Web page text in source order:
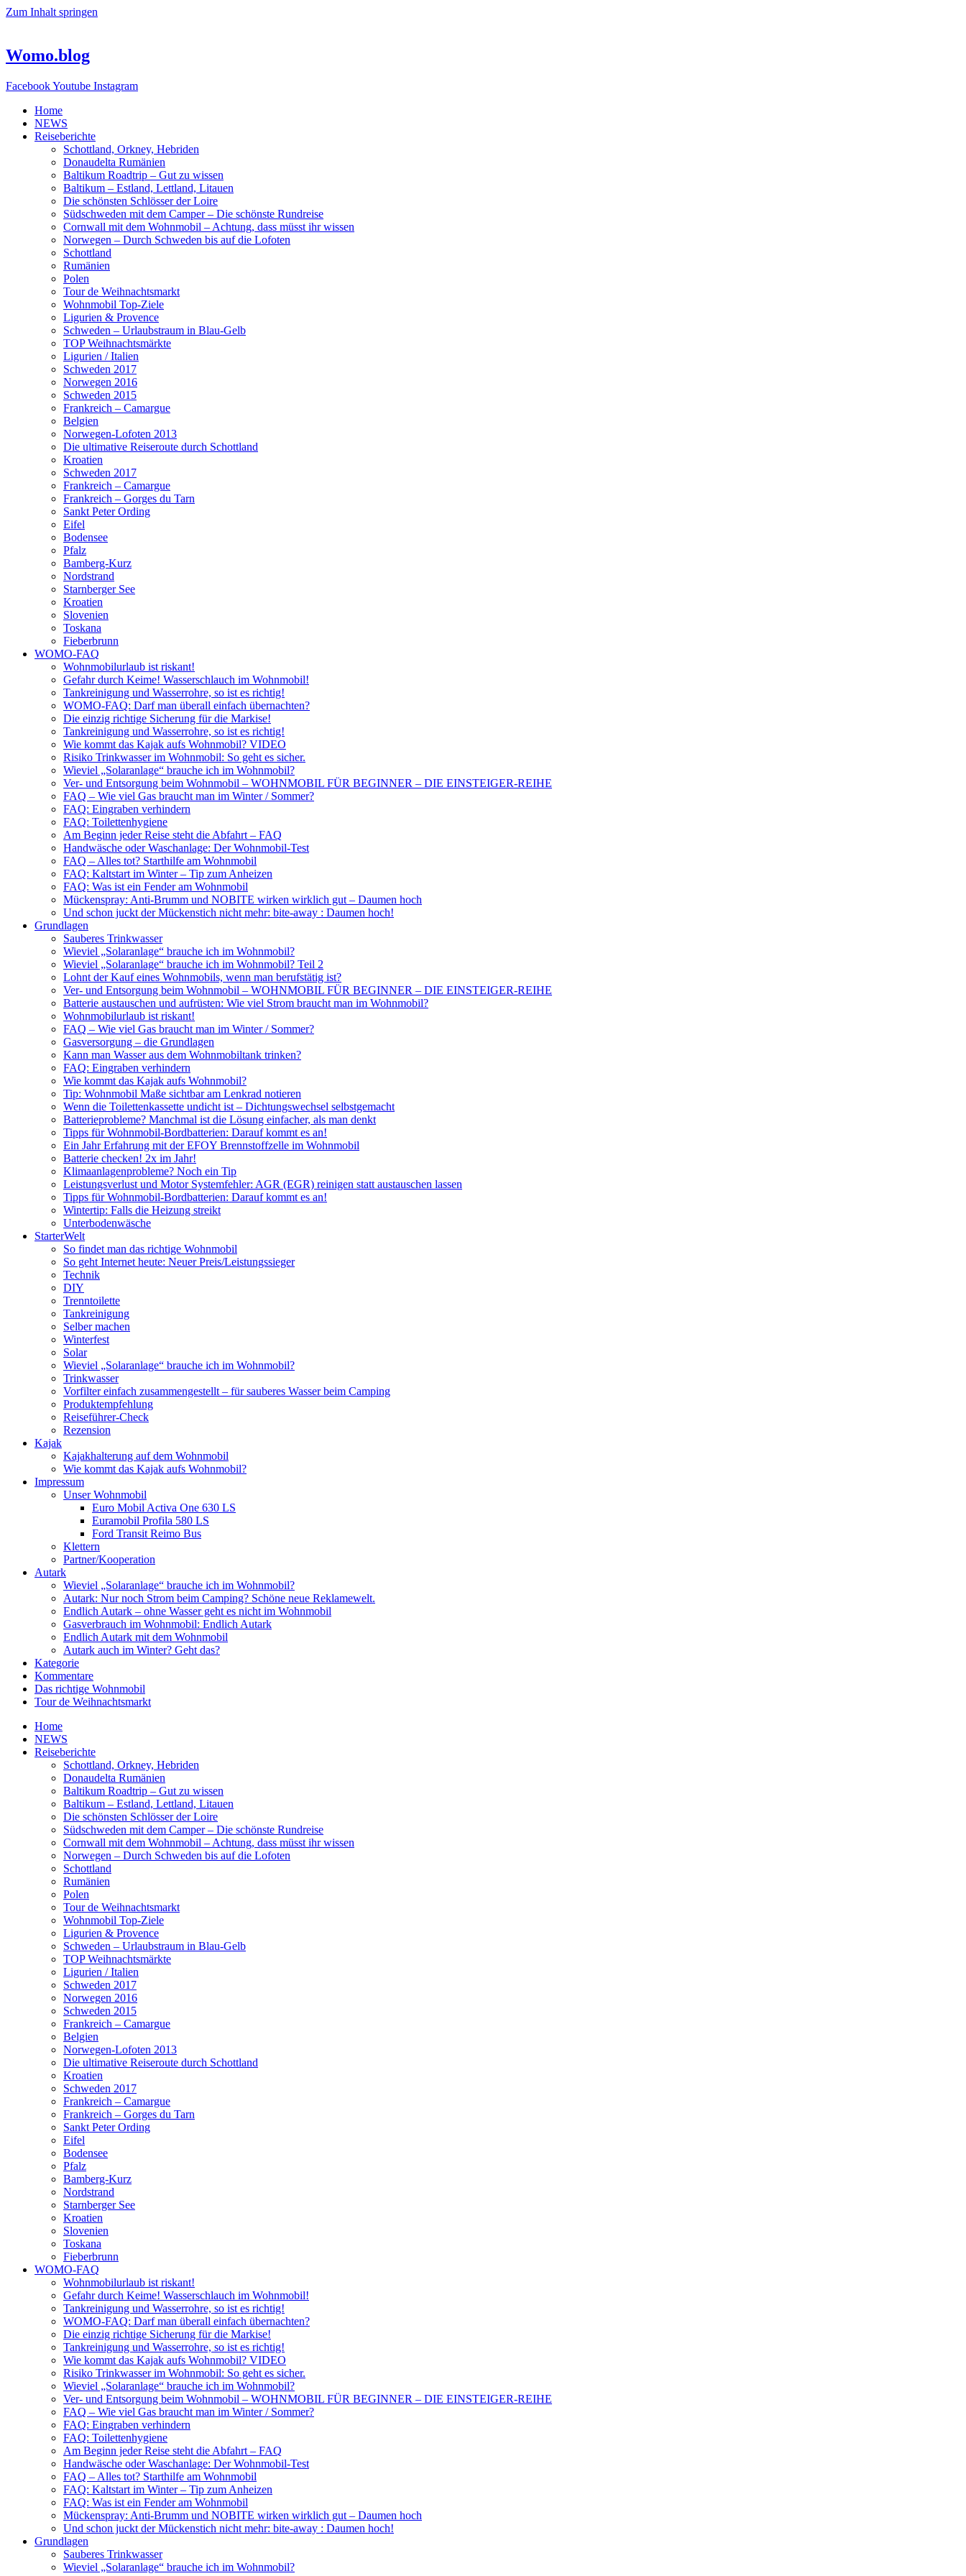
Zum Inhalt springen
Womo.blog
FacebookYoutube Instagram
Home
NEWS
Reiseberichte
Schottland, Orkney, Hebriden
Donaudelta Rumänien
Baltikum Roadtrip – Gut zu wissen
Baltikum – Estland, Lettland, Litauen
Die schönsten Schlösser der Loire
Südschweden mit dem Camper – Die schönste Rundreise
Cornwall mit dem Wohnmobil – Achtung, dass müsst ihr wissen
Norwegen – Durch Schweden bis auf die Lofoten
Schottland
Rumänien
Polen
Tour de Weihnachtsmarkt
Wohnmobil Top-Ziele
Ligurien & Provence
Schweden – Urlaubstraum in Blau-Gelb
TOP Weihnachtsmärkte
Ligurien / Italien
Schweden 2017
Norwegen 2016
Schweden 2015
Frankreich – Camargue
Belgien
Norwegen-Lofoten 2013
Die ultimative Reiseroute durch Schottland
Kroatien
Schweden 2017
Frankreich – Camargue
Frankreich – Gorges du Tarn
Sankt Peter Ording
Eifel
Bodensee
Pfalz
Bamberg-Kurz
Nordstrand
Starnberger See
Kroatien
Slovenien
Toskana
Fieberbrunn
WOMO-FAQ
Wohnmobilurlaub ist riskant!
Gefahr durch Keime! Wasserschlauch im Wohnmobil!
Tankreinigung und Wasserrohre, so ist es richtig!
WOMO-FAQ: Darf man überall einfach übernachten?
Die einzig richtige Sicherung für die Markise!
Tankreinigung und Wasserrohre, so ist es richtig!
Wie kommt das Kajak aufs Wohnmobil? VIDEO
Risiko Trinkwasser im Wohnmobil: So geht es sicher.
Wieviel „Solaranlage“ brauche ich im Wohnmobil?
Ver- und Entsorgung beim Wohnmobil – WOHNMOBIL FÜR BEGINNER – DIE EINSTEIGER-REIHE
FAQ – Wie viel Gas braucht man im Winter / Sommer?
FAQ: Eingraben verhindern
FAQ: Toilettenhygiene
Am Beginn jeder Reise steht die Abfahrt – FAQ
Handwäsche oder Waschanlage: Der Wohnmobil-Test
FAQ – Alles tot? Starthilfe am Wohnmobil
FAQ: Kaltstart im Winter – Tip zum Anheizen
FAQ: Was ist ein Fender am Wohnmobil
Mückenspray: Anti-Brumm und NOBITE wirken wirklich gut – Daumen hoch
Und schon juckt der Mückenstich nicht mehr: bite-away : Daumen hoch!
Grundlagen
Sauberes Trinkwasser
Wieviel „Solaranlage“ brauche ich im Wohnmobil?
Wieviel „Solaranlage“ brauche ich im Wohnmobil? Teil 2
Lohnt der Kauf eines Wohnmobils, wenn man berufstätig ist?
Ver- und Entsorgung beim Wohnmobil – WOHNMOBIL FÜR BEGINNER – DIE EINSTEIGER-REIHE
Batterie austauschen und aufrüsten: Wie viel Strom braucht man im Wohnmobil?
Wohnmobilurlaub ist riskant!
FAQ – Wie viel Gas braucht man im Winter / Sommer?
Gasversorgung – die Grundlagen
Kann man Wasser aus dem Wohnmobiltank trinken?
FAQ: Eingraben verhindern
Wie kommt das Kajak aufs Wohnmobil?
Tip: Wohnmobil Maße sichtbar am Lenkrad notieren
Wenn die Toilettenkassette undicht ist – Dichtungswechsel selbstgemacht
Batterieprobleme? Manchmal ist die Lösung einfacher, als man denkt
Tipps für Wohnmobil-Bordbatterien: Darauf kommt es an!
Ein Jahr Erfahrung mit der EFOY Brennstoffzelle im Wohnmobil
Batterie checken! 2x im Jahr!
Klimaanlagenprobleme? Noch ein Tip
Leistungsverlust und Motor Systemfehler: AGR (EGR) reinigen statt austauschen lassen
Tipps für Wohnmobil-Bordbatterien: Darauf kommt es an!
Wintertip: Falls die Heizung streikt
Unterbodenwäsche
StarterWelt
So findet man das richtige Wohnmobil
So geht Internet heute: Neuer Preis/Leistungssieger
Technik
DIY
Trenntoilette
Tankreinigung
Selber machen
Winterfest
Solar
Wieviel „Solaranlage“ brauche ich im Wohnmobil?
Trinkwasser
Vorfilter einfach zusammengestellt – für sauberes Wasser beim Camping
Produktempfehlung
Reiseführer-Check
Rezension
Kajak
Kajakhalterung auf dem Wohnmobil
Wie kommt das Kajak aufs Wohnmobil?
Impressum
Unser Wohnmobil
Euro Mobil Activa One 630 LS
Euramobil Profila 580 LS
Ford Transit Reimo Bus
Klettern
Partner/Kooperation
Autark
Wieviel „Solaranlage“ brauche ich im Wohnmobil?
Autark: Nur noch Strom beim Camping? Schöne neue Reklamewelt.
Endlich Autark – ohne Wasser geht es nicht im Wohnmobil
Gasverbrauch im Wohnmobil: Endlich Autark
Endlich Autark mit dem Wohnmobil
Autark auch im Winter? Geht das?
Kategorie
Kommentare
Das richtige Wohnmobil
Tour de Weihnachtsmarkt
Home
NEWS
Reiseberichte
Schottland, Orkney, Hebriden
Donaudelta Rumänien
Baltikum Roadtrip – Gut zu wissen
Baltikum – Estland, Lettland, Litauen
Die schönsten Schlösser der Loire
Südschweden mit dem Camper – Die schönste Rundreise
Cornwall mit dem Wohnmobil – Achtung, dass müsst ihr wissen
Norwegen – Durch Schweden bis auf die Lofoten
Schottland
Rumänien
Polen
Tour de Weihnachtsmarkt
Wohnmobil Top-Ziele
Ligurien & Provence
Schweden – Urlaubstraum in Blau-Gelb
TOP Weihnachtsmärkte
Ligurien / Italien
Schweden 2017
Norwegen 2016
Schweden 2015
Frankreich – Camargue
Belgien
Norwegen-Lofoten 2013
Die ultimative Reiseroute durch Schottland
Kroatien
Schweden 2017
Frankreich – Camargue
Frankreich – Gorges du Tarn
Sankt Peter Ording
Eifel
Bodensee
Pfalz
Bamberg-Kurz
Nordstrand
Starnberger See
Kroatien
Slovenien
Toskana
Fieberbrunn
WOMO-FAQ
Wohnmobilurlaub ist riskant!
Gefahr durch Keime! Wasserschlauch im Wohnmobil!
Tankreinigung und Wasserrohre, so ist es richtig!
WOMO-FAQ: Darf man überall einfach übernachten?
Die einzig richtige Sicherung für die Markise!
Tankreinigung und Wasserrohre, so ist es richtig!
Wie kommt das Kajak aufs Wohnmobil? VIDEO
Risiko Trinkwasser im Wohnmobil: So geht es sicher.
Wieviel „Solaranlage“ brauche ich im Wohnmobil?
Ver- und Entsorgung beim Wohnmobil – WOHNMOBIL FÜR BEGINNER – DIE EINSTEIGER-REIHE
FAQ – Wie viel Gas braucht man im Winter / Sommer?
FAQ: Eingraben verhindern
FAQ: Toilettenhygiene
Am Beginn jeder Reise steht die Abfahrt – FAQ
Handwäsche oder Waschanlage: Der Wohnmobil-Test
FAQ – Alles tot? Starthilfe am Wohnmobil
FAQ: Kaltstart im Winter – Tip zum Anheizen
FAQ: Was ist ein Fender am Wohnmobil
Mückenspray: Anti-Brumm und NOBITE wirken wirklich gut – Daumen hoch
Und schon juckt der Mückenstich nicht mehr: bite-away : Daumen hoch!
Grundlagen
Sauberes Trinkwasser
Wieviel „Solaranlage“ brauche ich im Wohnmobil?